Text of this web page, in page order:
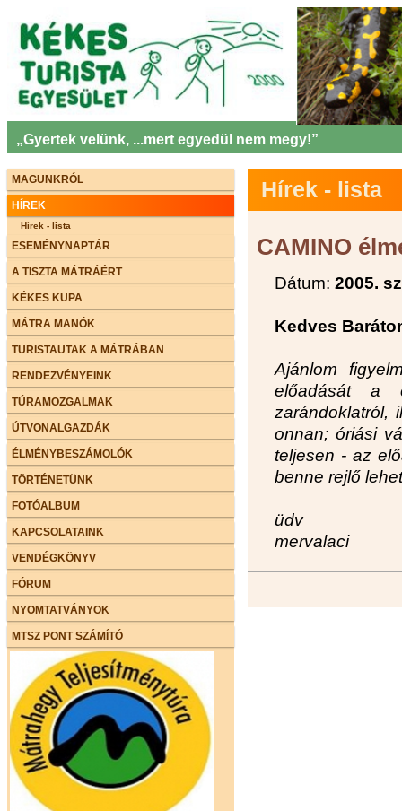
„Gyertek velünk, ...mert egyedül nem megy!”
MAGUNKRÓL
HÍREK
Hírek - lista
ESEMÉNYNAPTÁR
A TISZTA MÁTRÁÉRT
KÉKES KUPA
MÁTRA MANÓK
TURISTAUTAK A MÁTRÁBAN
RENDEZVÉNYEINK
TÚRAMOZGALMAK
ÚTVONALGAZDÁK
ÉLMÉNYBESZÁMOLÓK
TÖRTÉNETÜNK
FOTÓALBUM
KAPCSOLATAINK
VENDÉGKÖNYV
FÓRUM
NYOMTATVÁNYOK
MTSZ PONT SZÁMÍTÓ
Hírek - lista
CAMINO
Dátum: 2005.
Kedves
Ajánlom
előadását a
zarándoklatról,
onnan; óriási
teljesen - az
benne rejlő
üdv
mervalaci